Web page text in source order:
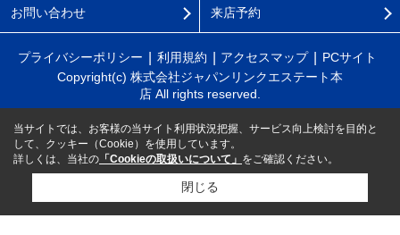
お問い合わせ 来店予約
プライバシーポリシー 利用規約 アクセスマップ
PCサイト
Copyright(c) 株式会社ジャパンリンクエステート本
店 All rights reserved.
当サイトでは、お客様の当サイト利用状況把握、サービス向上検討を目的と
して、クッキー（Cookie）を使用しています。
詳しくは、当社の 「Cookieの取扱いについて」 をご確認ください。
閉じる